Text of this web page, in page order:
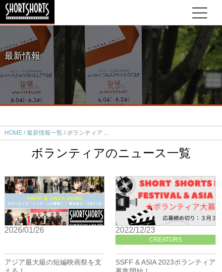
最新情報
HOME 最新情報一覧 ボランティア
ボランティアのニュース一覧
2026/01/26
アジア最大級の短編映画祭を支
2022/12/23
CREATORS
SSFF & ASIA 2023ボランティア